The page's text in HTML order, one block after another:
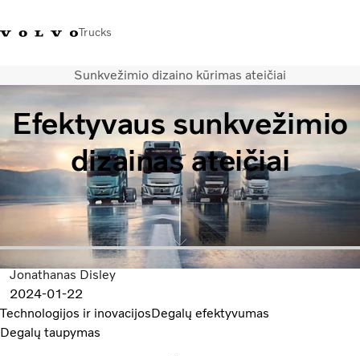
Trucks
+ 370 610 19991Volvo Trucks parduotuvėPrisijungti Lietuva
Transporto sprendimai
Sunkvežimiai
Paslaugos
Volvo Truck Builder
Naujienos
Sunkvežimio dizaino kūrimas ateičiai
Efektyvaus sunkvežimio
dizainas ateičiai
Jonathanas Disley
2024-01-22
Technologijos ir inovacijosDegalų efektyvumas
Degalų taupymas